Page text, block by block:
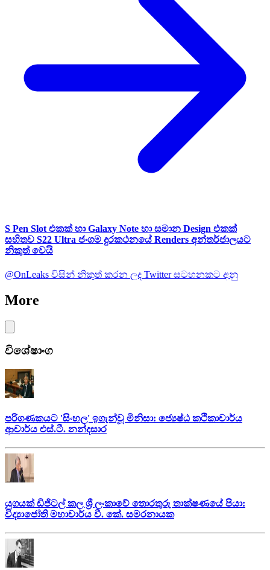
S Pen Slot එකක් හා Galaxy Note හා සමාන Design එකක්
සහිතව S22 Ultra ජංගම දුරකථනයේ Renders අන්තර්ජාලයට
නිකුත් වෙයි
@OnLeaks විසින් නිකුත් කරන ලද Twitter සටහනකට අනු
More
විශේෂාංග
පරිගණකයට 'සිංහල' ඉගැන්වූ මිනිසා: ජ්‍යෙෂ්ඨ කථිකාචාර්ය
ආචාර්ය එස්.ටී. නන්දසාර
යුගයක් ඩිජිටල් කල ශ්‍රී ලංකාවේ තොරතුරු තාක්ෂණයේ පියා:
විද්‍යාජෝති මහාචාර්ය වී. කේ. සමරනායක